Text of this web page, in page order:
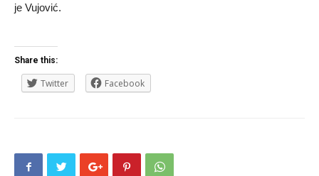
je Vujović.
Share this:
Twitter Facebook